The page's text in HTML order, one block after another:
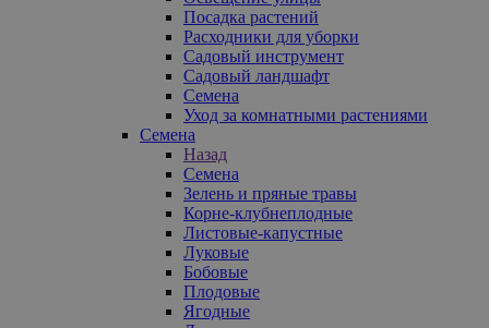
Посадка растений
Расходники для уборки
Садовый инструмент
Садовый ландшафт
Семена
Уход за комнатными растениями
Семена
Назад
Семена
Зелень и пряные травы
Корне-клубнеплодные
Листовые-капустные
Луковые
Бобовые
Плодовые
Ягодные